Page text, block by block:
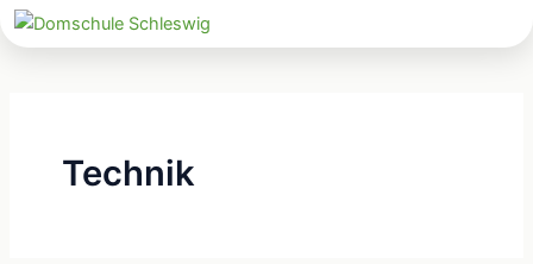
Technik